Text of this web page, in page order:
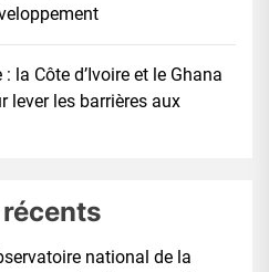
la Côte d’Ivoire et le Ghana
lever les barrières aux
national de la